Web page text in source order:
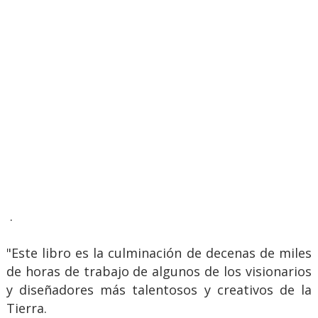
.
"Este libro es la culminación de decenas de miles
de horas de trabajo de algunos de los visionarios
y diseñadores más talentosos y creativos de la
Tierra.